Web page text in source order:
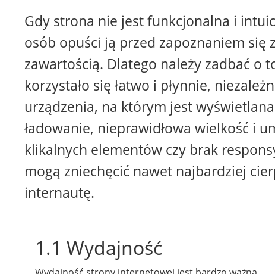
Gdy strona nie jest funkcjonalna i
osób opuści ją przed zapoznaniem się
zawartością. Dlatego należy zadbać o
korzystało się łatwo i płynnie,
urządzenia, na którym jest
ładowanie, nieprawidłowa wielkość i
klikalnych elementów czy brak
mogą zniechęcić nawet najbardziej
internautę.
1.1 Wydajność